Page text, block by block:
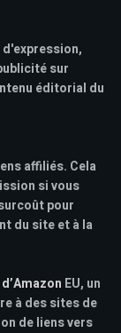
sur
éditorial du
affiliés. Cela
si vous
pour
du site et à la
EU, un
à des sites de
de liens vers